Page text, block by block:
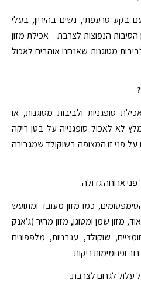
בקע סרעפתי, נשים בהיריון, בעלי
הנפוצות לצרבת – אכילת מזון
מטוגנות שאנחנו אוהבים לאכול
סופגניות ולביבות מטוגנות, או
לא לאכול סופגנייה על בטן ריקה
על פני זו המצופה בשוקולד שמגבירה
ארוחה גדולה.
כמו מזון מעובד ומתועש
מזון שמן ומטוגן, מזון מהיר (ג'אנק
שוקולד, עגבניות, מלפפונים
ופחמימות ריקות.
לגרום לצרבת.